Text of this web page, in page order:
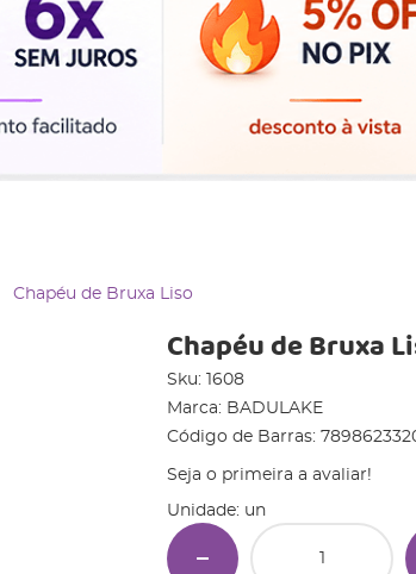
Chapéu de Bruxa Liso
Chapéu de Bruxa
Sku:
1608
Marca: BADULAKE
Código de Barras:
Seja o primeira a avaliar!
Unidade: un